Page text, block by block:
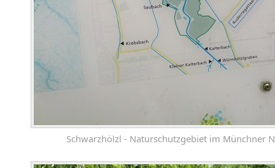
Schwarzhölzl - Naturschutzgebiet im Münchner